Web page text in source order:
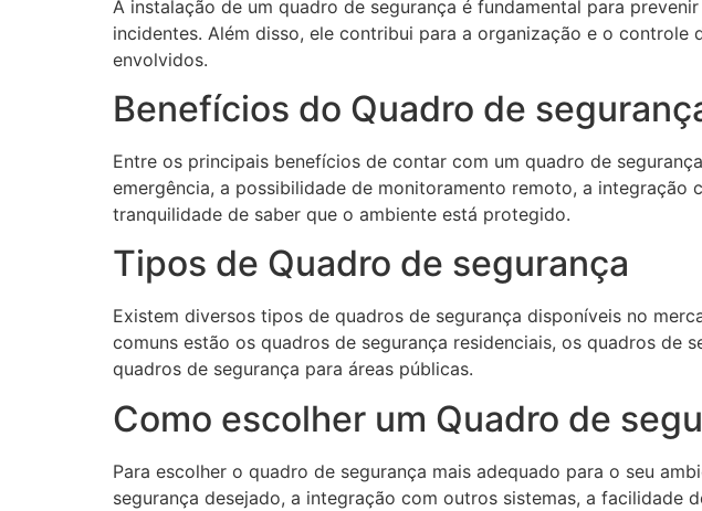
A instalação de um quadro de segurança é fundamental para
incidentes. Além disso, ele contribui para a organização e o
envolvidos.
Benefícios do Quadro de
Entre os principais benefícios de contar com um quadro de
emergência, a possibilidade de monitoramento remoto, a integração
tranquilidade de saber que o ambiente está protegido.
Tipos de Quadro de segurança
Existem diversos tipos de quadros de segurança disponíveis no
comuns estão os quadros de segurança residenciais, os quadros de
quadros de segurança para áreas públicas.
Como escolher um Quadro de
Para escolher o quadro de segurança mais adequado para o seu
segurança desejado, a integração com outros sistemas, a